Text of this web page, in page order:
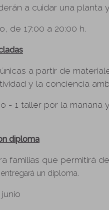
a cuidar una planta
de 17:00 a 20:00 h.
a partir de
y la conciencia
- 1 taller por la
diploma
familias que permitirá
un diploma.